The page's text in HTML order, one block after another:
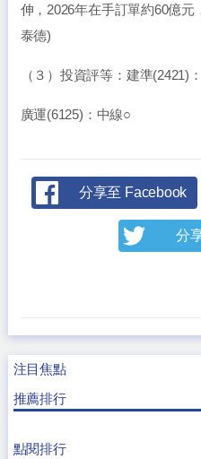
伸，2026年在手訂單約60億
泰德)
（３）投資評等：建準(2421)
廣運(6125)：中線○
分享至 Facebook
分
注目焦點
推薦排行
點閱排行